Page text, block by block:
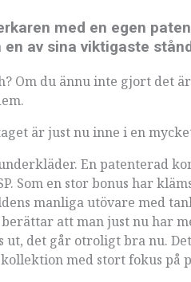
med en egen
en av sina viktigaste
Om du ännu inte gjort det
är just nu inne i en
En patenterad
Som en stor bonus har
manliga utövare med
att man just nu har
ut, det går otroligt bra nu.
med stort fokus på